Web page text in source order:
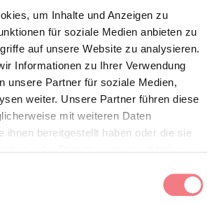
um Inhalte und Anzeigen zu
für soziale Medien anbieten zu
auf unsere Website zu analysieren.
Informationen zu Ihrer Verwendung
unsere Partner für soziale Medien,
weiter. Unsere Partner führen diese
mit weiteren Daten
ihnen bereitgestellt haben oder die sie
Marchioni dargestellt, der einige
die zu seinen Füßen liegen,
Erfindung der Tüte denkt.
ANFORDERN